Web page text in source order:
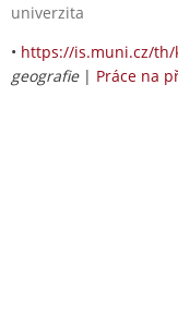
univerzita
• https://is.muni.cz/
geografie| Práce na